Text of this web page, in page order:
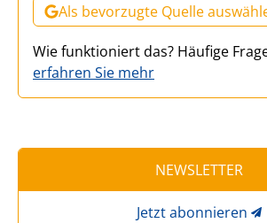
Als bevorzugte Quelle
Wie funktioniert das? Häufige
erfahren Sie mehr
NEWSLETTER
Jetzt abonnieren